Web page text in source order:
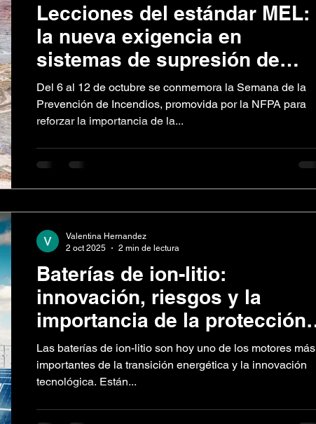
Lecciones del estándar MEL:
la nueva exigencia en
sistemas de supresión de
incendios para la minería
chilena
Del 6 al 12 de octubre se conmemora la Semana de la
Prevención de Incendios, promovida por la NFPA para
reforzar la importancia de la...
Baterías de ion-litio:
innovación, riesgos y la
importancia de la protección
contra incendios
Las baterías de ion-litio son hoy uno de los motores más
importantes de la transición energética y la innovación
tecnológica. Están...
Valentina Hernandez
2 oct 2025
2 min de lectura